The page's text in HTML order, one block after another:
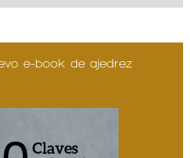
e-book de ajedrez